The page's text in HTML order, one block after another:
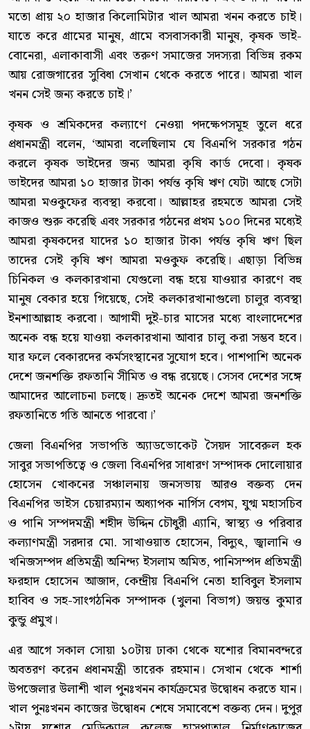
মতো প্রায় ২০ হাজার কিলোমিটার খাল আমরা খনন করতে চাই।
যাতে করে গ্রামের মানুষ, গ্রামে বসবাসকারী মানুষ, কৃষক ভাই-
বোনেরা, এলাকাবাসী এবং তরুণ সমাজের সদস্যরা বিভিন্ন রকম
আয় রোজগারের সুবিধা সেখান থেকে করতে পারে। আমরা খাল
খনন সেই জন্য করতে চাই।’
কৃষক ও শ্রমিকদের কল্যাণে নেওয়া পদক্ষেপসমূহ তুলে ধরে
প্রধানমন্ত্রী বলেন, ‘আমরা বলেছিলাম যে বিএনপি সরকার গঠন
করলে কৃষক ভাইদের জন্য আমরা কৃষি কার্ড দেবো। কৃষক
ভাইদের আমরা ১০ হাজার টাকা পর্যন্ত কৃষি ঋণ যেটা আছে সেটা
আমরা মওকুফের ব্যবস্থা করবো। আল্লাহর রহমতে আমরা সেই
কাজও শুরু করেছি এবং সরকার গঠনের প্রথম ১০০ দিনের মধ্যেই
আমরা কৃষকদের যাদের ১০ হাজার টাকা পর্যন্ত কৃষি ঋণ ছিল
তাদের সেই কৃষি ঋণ আমরা মওকুফ করেছি। এছাড়া বিভিন্ন
চিনিকল ও কলকারখানা যেগুলো বন্ধ হয়ে যাওয়ার কারণে বহু
মানুষ বেকার হয়ে গিয়েছে, সেই কলকারখানাগুলো চালুর ব্যবস্থা
ইনশাআল্লাহ করবো। আগামী দুই-চার মাসের মধ্যে বাংলাদেশের
অনেক বন্ধ হয়ে যাওয়া কলকারখানা আবার চালু করা সম্ভব হবে।
যার ফলে বেকারদের কর্মসংস্থানের সুযোগ হবে। পাশপাশি অনেক
দেশে জনশক্তি রফতানি সীমিত ও বন্ধ রয়েছে। সেসব দেশের সঙ্গে
আমাদের আলোচনা চলছে। দ্রুতই অনেক দেশে আমরা জনশক্তি
রফতানিতে গতি আনতে পারবো।’
জেলা বিএনপির সভাপতি অ্যাডভোকেট সৈয়দ সাবেরুল হক
সাবুর সভাপতিত্বে ও জেলা বিএনপির সাধারণ সম্পাদক দোলোয়ার
হোসেন খোকনের সঞ্চালনায় জনসভায় আরও বক্তব্য দেন
বিএনপির ভাইস চেয়ারম্যান অধ্যাপক নার্গিস বেগম, যুগ্ম মহাসচিব
ও পানি সম্পদমন্ত্রী শহীদ উদ্দিন চৌধুরী এ্যানি, স্বাস্থ্য ও পরিবার
কল্যাণমন্ত্রী সরদার মো. সাখাওয়াত হোসেন, বিদ্যুৎ, জ্বালানি ও
খনিজসম্পদ প্রতিমন্ত্রী অনিন্দ্য ইসলাম অমিত, পানিসম্পদ প্রতিমন্ত্রী
ফরহাদ হোসেন আজাদ, কেন্দ্রীয় বিএনপি নেতা হাবিবুল ইসলাম
হাবিব ও সহ-সাংগঠনিক সম্পাদক (খুলনা বিভাগ) জয়ন্ত কুমার
কুন্ডু প্রমুখ।
এর আগে সকাল সোয়া ১০টায় ঢাকা থেকে যশোর বিমানবন্দরে
অবতরণ করেন প্রধানমন্ত্রী তারেক রহমান। সেখান থেকে শার্শা
উপজেলার উলাশী খাল পুনঃখনন কার্যক্রমের উদ্বোধন করতে যান।
খাল পুনঃখনন কাজের উদ্বোধন শেষে সমাবেশে বক্তব্য দেন। দুপুর